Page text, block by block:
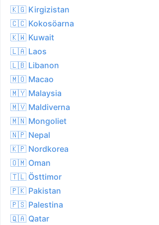
Soligt
35.6°C
30.7°C
27.3°C
76%
13.0 kph
2.1 mm
🇰🇬 Kirgizistan
🇨🇨 Kokosöarna
🇰🇼 Kuwait
🇱🇦 Laos
🇱🇧 Libanon
🇲🇴 Macao
🇲🇾 Malaysia
🇲🇻 Maldiverna
🇲🇳 Mongoliet
🇳🇵 Nepal
🇰🇵 Nordkorea
🇴🇲 Oman
🇹🇱 Östtimor
🇵🇰 Pakistan
🇵🇸 Palestina
🇶🇦 Qatar